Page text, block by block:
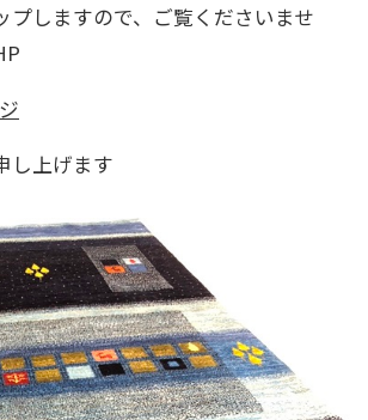
プしますので、ご覧くださいませ
し上げます